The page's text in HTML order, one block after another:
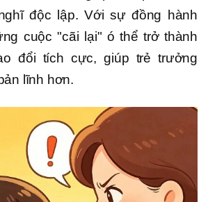
độc lập. Với sự đồng hành
cuộc "cãi lại" ó thể trở thành
đổi tích cực, giúp trẻ trưởng
lĩnh hơn.